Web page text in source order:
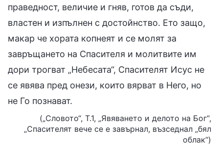
праведност, величие и гняв, готов да съди,
властен и изпълнен с достойнство. Ето защо,
макар че хората копнеят и се молят за
завръщането на Спасителя и молитвите им
дори трогват „Небесата“, Спасителят Исус не
се явява пред онези, които вярват в Него, но
не Го познават.
(„Словото“, Т.1, „Явяването и делото на Бог“,
„Спасителят вече се е завърнал, възседнал „бял
облак“)